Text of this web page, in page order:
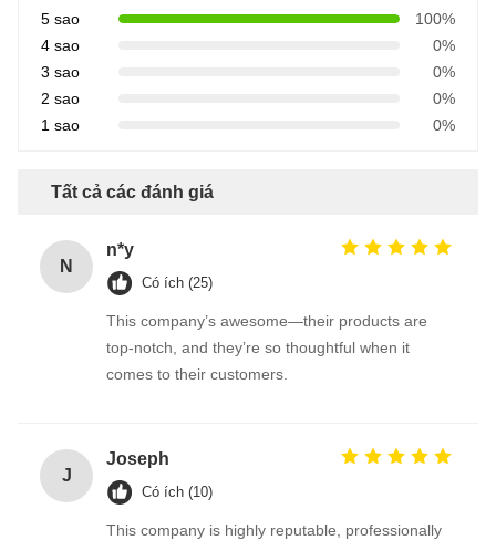
5 sao
100%
4 sao
0%
3 sao
0%
2 sao
0%
1 sao
0%
Tất cả các đánh giá
N
n*y
Có ích (25)
This company’s awesome—their products are
top-notch, and they’re so thoughtful when it
comes to their customers.
J
Joseph
Có ích (10)
This company is highly reputable, professionally